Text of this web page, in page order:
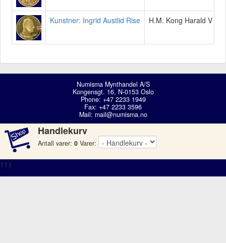
Kunstner: Ingrid Austlid Rise H.M. Kong Harald V -
Numisma Mynthandel A/S
Kongensgt. 16, N-0153 Oslo
Phone: +47 2233 1949
Fax: +47 2233 3596
Mail: mail@numisma.no
Handlekurv
Antall varer: 0 Varer:
111